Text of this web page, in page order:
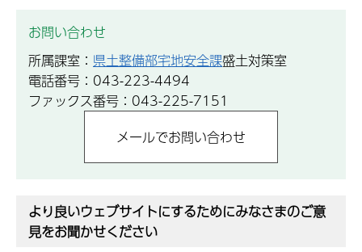
お問い合わせ
所属課室： 県土整備部宅地安全課盛土対策室
電話番号：043-223-4494
ファックス番号：043-225-7151
より良いウェブサイトにするためにみなさまのご意
見をお聞かせください